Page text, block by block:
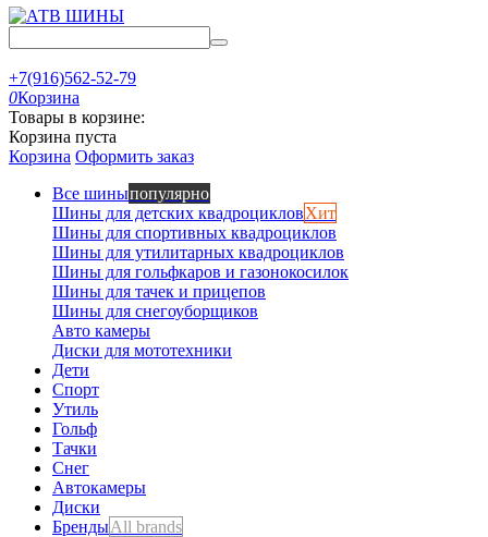
+7(916)562-52-79
0Корзина
Товары в корзине:
Корзина пуста
Корзина Оформить заказ
Все шиныпопулярно
Шины для детских квадроцикловХит
Шины для спортивных квадроциклов
Шины для утилитарных квадроциклов
Шины для гольфкаров и газонокосилок
Шины для тачек и прицепов
Шины для снегоуборщиков
Авто камеры
Диски для мототехники
Дети
Спорт
Утиль
Гольф
Тачки
Снег
Автокамеры
Диски
БрендыAll brands